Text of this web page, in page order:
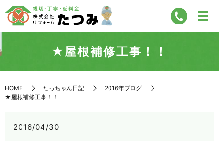
★屋根補修工事！！
HOME たっちゃん日記
2016年ブログ
★屋根補修工事！！
2016/04/30